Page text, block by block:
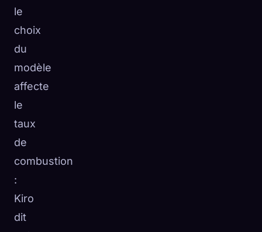
le
choix
du
modèle
affecte
le
taux
de
combustion
:
Kiro
dit